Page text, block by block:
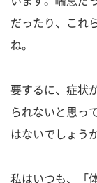
だったり、これ
ね。
要するに、症状
られないと思っ
はないでしょうか
私はいつも、「